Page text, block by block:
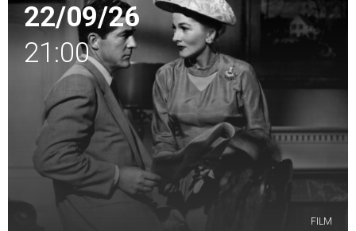
22/09/26
21:00
FILM